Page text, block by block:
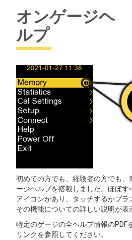
オンゲージヘ
ルプ
初めての方でも、経験者の方でも
ージヘルプを搭載しました。ほぼ
アイコンがあり、タッチするかプラ
その機能についての詳しい説明が表
特定のゲージの全ヘルプ情報のPDF
リンクを参照してください。